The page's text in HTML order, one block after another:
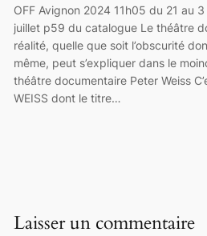
OFF Avignon 2024 11h05 du 21 au
juillet p59 du catalogue Le théâtre
réalité, quelle que soit l’obscurité
même, peut s’expliquer dans le
théâtre documentaire Peter Weiss
WEISS dont le titre…
Laisser un commentaire